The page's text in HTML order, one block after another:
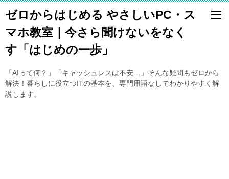
ゼロからはじめる やさしいPC・ス
マホ教室｜今さら聞けないをなく
す「はじめの一歩」
「AIって何？」「キャッシュレスは不安…」そんな疑問もゼロから
解決！暮らしに役立つITの基本を、専門用語なしでわかりやすく解
説します。